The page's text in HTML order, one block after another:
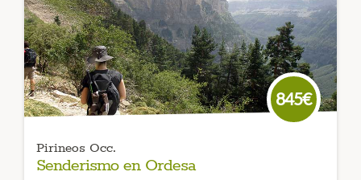
845€
Pirineos Occ.
Senderismo en Ordesa